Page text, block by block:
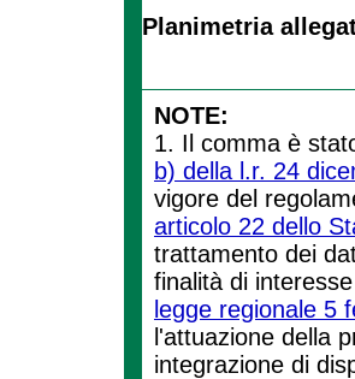
Planimetria
NOTE:
1. Il comma è
b) della l.r. 24
vigore del
articolo 22 dello
trattamento dei
finalità di
legge regionale 5
l'attuazione della
integrazione di